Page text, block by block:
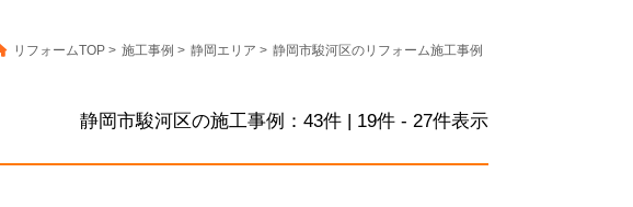
リフォームTOP > 施工事例 > 静岡エリア > 静岡市駿河区のリフォーム施工事例
静岡市駿河区の施工事例： 43件 | 19件 - 27件表示